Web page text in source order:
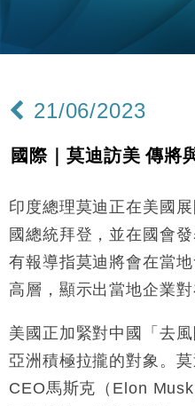
財經｜黑石傳再籌
18:15
本地｜新世界K11 9
17:40
財經｜本港6月零售
16:33
財經｜滙控重啟最多
50%
15:59
財經｜SA售股自救
司
11:30
財經｜精星香港夥菜
14:50
地產｜大酒店中期轉
東京半島
13:12
國際｜特朗普赴洛杉
21/06/2023
國際｜莫迪訪美 傳將
印度總理莫迪正在美國
國總統拜登，並在國會
有報導指莫迪將會在當
高層，顯示出當地企業對
美國正加緊對中國「去
亞洲積極拉攏的對象。
CEO馬斯克（Elon